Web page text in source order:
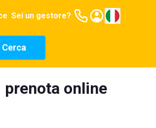
Sei un gestore?
Cerca
prenota online